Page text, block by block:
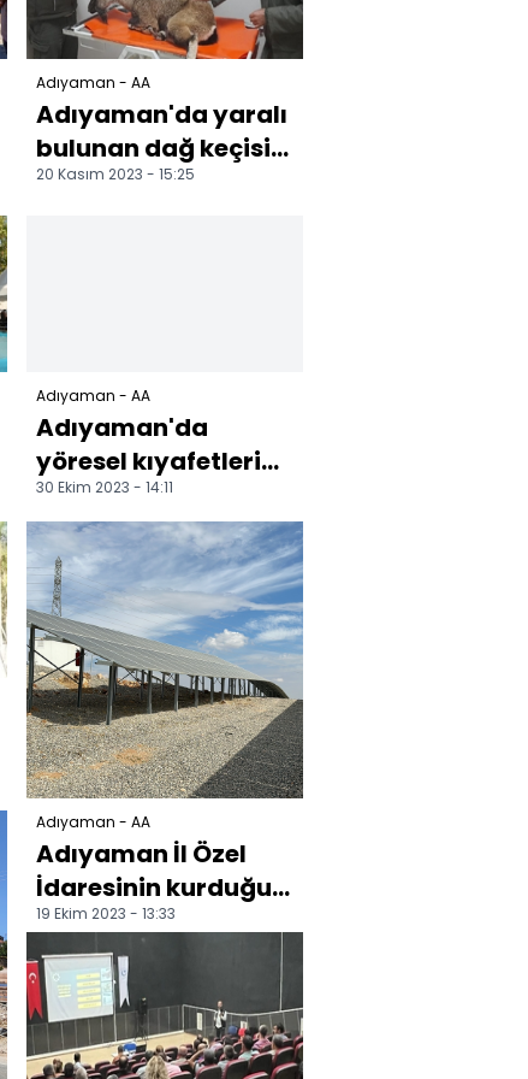
Adıyaman - AA
Adıyaman'da yaralı
bulunan dağ keçisi
tedavi altına alındı
20 Kasım 2023 - 15:25
Adıyaman - AA
Adıyaman'da
yöresel kıyafetlerin
resmedildiği sergi
açıldı
30 Ekim 2023 - 14:11
Adıyaman - AA
Adıyaman İl Özel
İdaresinin kurduğu
GES yıllık 9 milyon
lira gelir sağlayac...
19 Ekim 2023 - 13:33